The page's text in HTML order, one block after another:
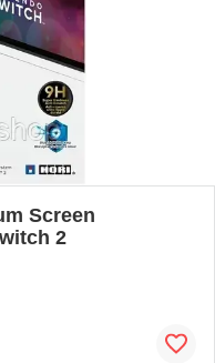
Screen
2